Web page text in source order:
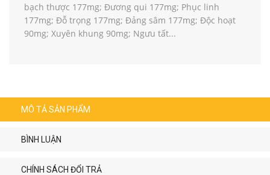
bạch thược 177mg; Đương qui 177mg; Phục linh
177mg; Đỗ trọng 177mg; Đảng sâm 177mg; Độc hoạt
90mg; Xuyên khung 90mg; Ngưu tất...
MÔ TẢ SẢN PHẨM
BÌNH LUẬN
CHÍNH SÁCH ĐỔI TRẢ